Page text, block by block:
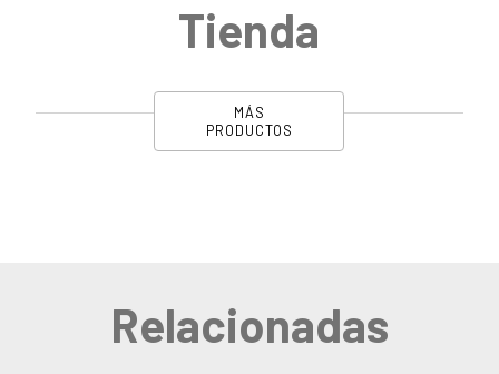
Tienda
MÁS
PRODUCTOS
Relacionadas